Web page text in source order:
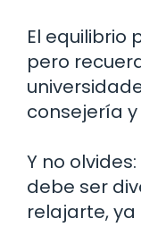
El equilibrio
pero
consejería
Y no
debe ser
relajarte,